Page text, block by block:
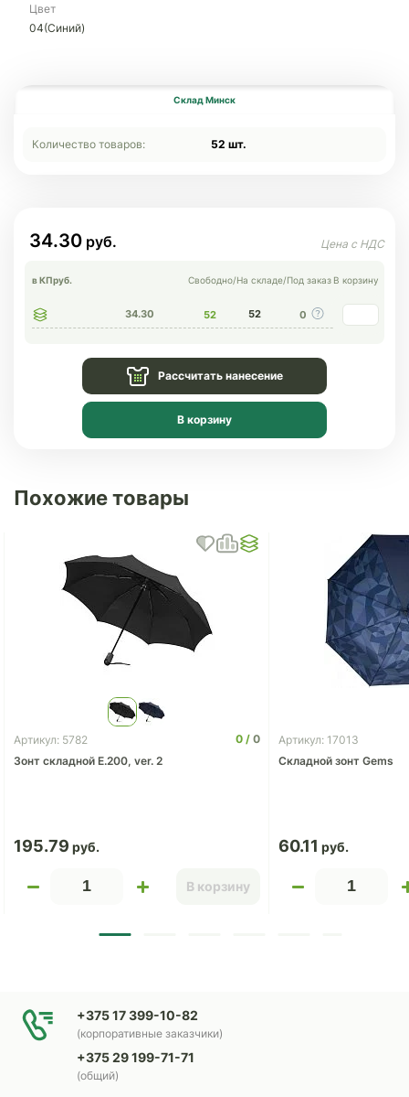
Цвет
04(Синий)
Склад Минск
Количество товаров: 52 шт.
34.30
в КПруб. Свободно/На складе/Под заказ В корзину
34.30 52 52 0
Рассчитать нанесение
В корзину
Похожие товары
Артикул: 5782 0
0
Зонт складной E.200, ver. 2
195.79
В корзину
Артикул: 17013
Складной зонт Gems
60.11
+375 17 399-10-82
(корпоративные заказчики)
+375 29 199-71-71
(общий)